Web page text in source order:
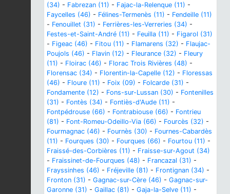
(34) - Fabrezan (11) - Fajac-la-Relenque (11) -
Faycelles (46) - Félines-Termenès (11) - Fendeille (11)
- Fenouillet (31) - Ferrières-les-Verreries (34) -
Festes-et-Saint-André (11) - Feuilla (11) - Figarol (31)
- Figeac (46) - Fitou (11) - Flamarens (32) - Flaujac-
Poujols (46) - Flavin (12) - Fleurance (32) - Fleury
(11) - Floirac (46) - Florac Trois Rivières (48) -
Florensac (34) - Florentin-la-Capelle (12) - Floressas
(46) - Floure (11) - Foix (09) - Folcarde (31) -
Fondamente (12) - Fons-sur-Lussan (30) - Fontenilles
(31) - Fontès (34) - Fontiès-d'Aude (11) -
Fontpédrouse (66) - Fontrabiouse (66) - Fontrieu
(81) - Font-Romeu-Odeillo-Via (66) - Fourcès (32) -
Fourmagnac (46) - Fournès (30) - Fournes-Cabardès
(11) - Fourques (30) - Fourques (66) - Fourtou (11) -
Fraissé-des-Corbières (11) - Fraisse-sur-Agout (34)
- Fraissinet-de-Fourques (48) - Francazal (31) -
Frayssinhes (46) - Fréjeville (81) - Frontignan (34) -
Fronton (31) - Gagnac-sur-Cère (46) - Gagnac-sur-
Garonne (31) - Gaillac (81) - Gaja-la-Selve (11) -